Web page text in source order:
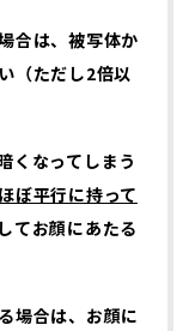
合は、被写体か
（ただし2倍以
くなってしまう
ぼ平行に持って
てお顔にあたる
場合は、お顔に